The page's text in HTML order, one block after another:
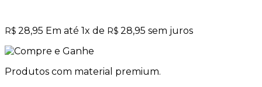
R$ 28,95 Em até 1x de R$ 28,95 sem juros
Produtos com material premium.